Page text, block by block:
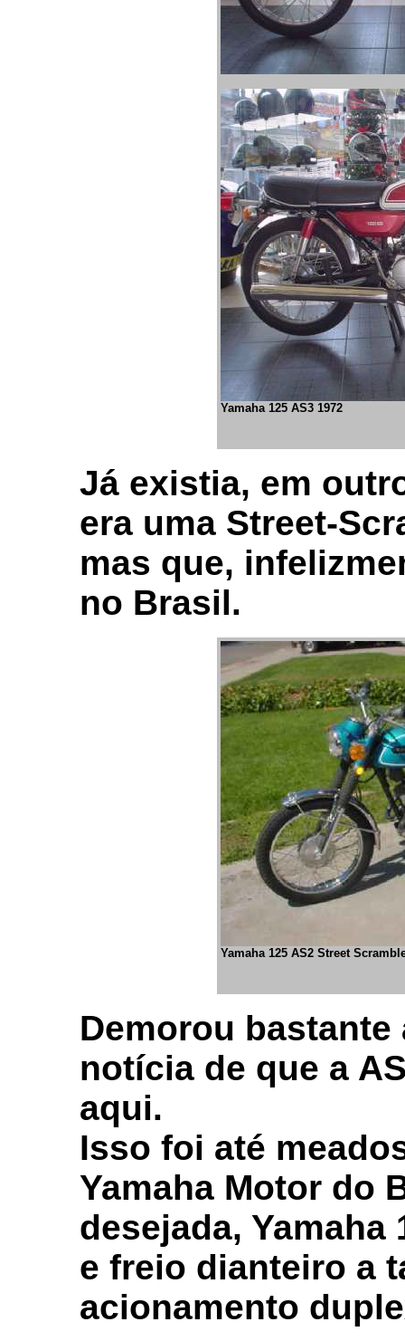
Yamaha 125 AS3 1972
Já existia, em
era uma Street-
mas que,
no Brasil.
Yamaha 125 AS2 Street
Demorou
notícia de que a
aqui.
Isso foi até
Yamaha Motor do
desejada,
e freio dianteiro a
acionamento